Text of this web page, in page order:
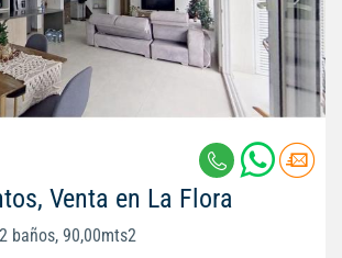
Venta en La Flora
baños, 90,00mts2